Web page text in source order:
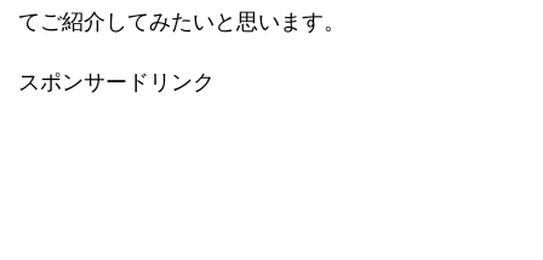
てご紹介してみたいと思います。
スポンサードリンク